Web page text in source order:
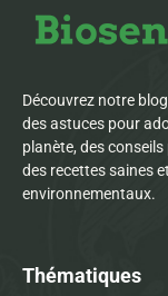
Découvrez notre
des astuces pour
planète, des
des recettes saines
environnementaux.
Thématiques